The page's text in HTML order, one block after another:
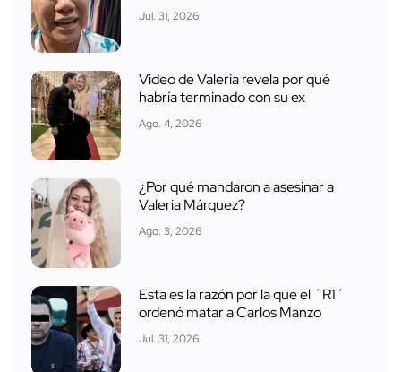
Jul. 31, 2026
Video de Valeria revela por qué
habría terminado con su ex
Ago. 4, 2026
¿Por qué mandaron a asesinar a
Valeria Márquez?
Ago. 3, 2026
Esta es la razón por la que el ´R1´
ordenó matar a Carlos Manzo
Jul. 31, 2026